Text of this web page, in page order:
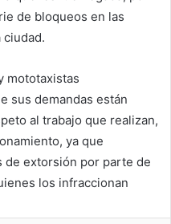
de bloqueos en las
mototaxistas
sus demandas están
al trabajo que realizan,
ya que
de extorsión por parte de
los infraccionan